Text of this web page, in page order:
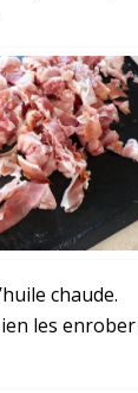
chaude.
les enrober